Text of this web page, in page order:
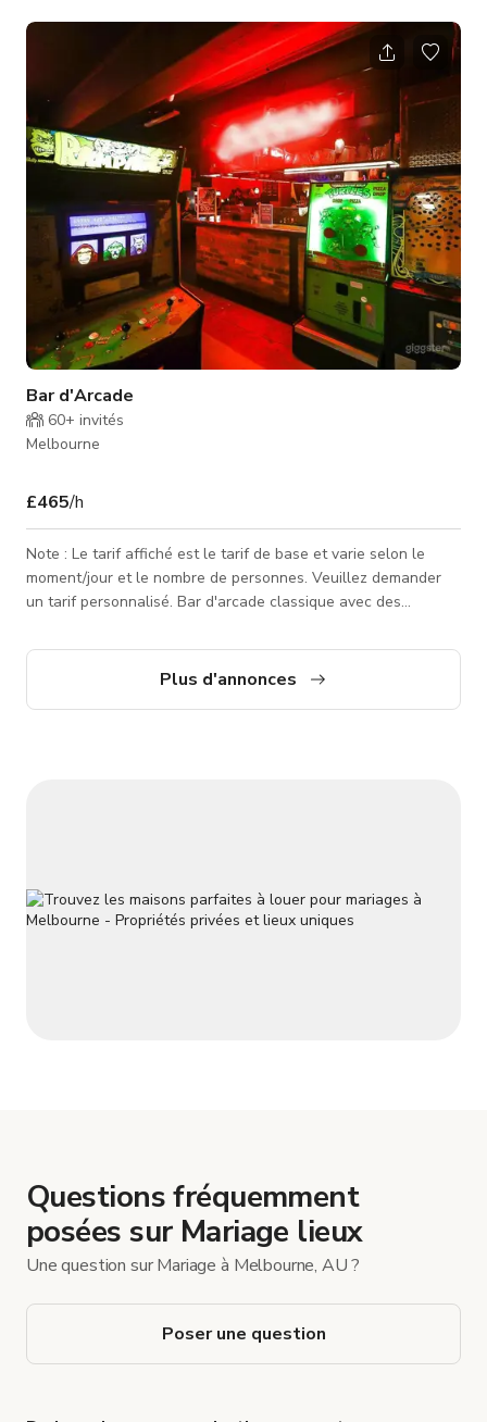
fois d'un espace de restauration intérieur et extérieur. Des
couleurs monotones qui donnent une ambiance cool et propre
- murs blancs, plafonds peints en vert, avec des accents de
couleur provenant des œuvres d'art et des plantes. De
grandes fen�
Bar d'Arcade
60+ invités
Melbourne
£465/h
Note : Le tarif affiché est le tarif de base et varie selon le
moment/jour et le nombre de personnes. Veuillez demander
un tarif personnalisé. Bar d'arcade classique avec des
comme lieu pour des films, télévision, clips musicaux et plus à
de nombreuses reprises. Nous accueillons votre demande de
Plus d'annonces
Questions fréquemment
posées sur Mariage lieux
Une question sur Mariage à Melbourne, AU ?
Poser une question